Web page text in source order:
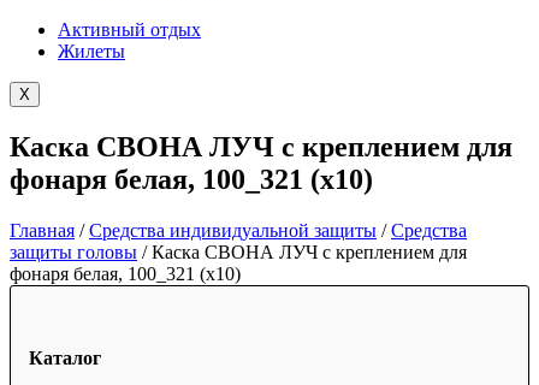
Активный отдых
Жилеты
X
Каска СВОНА ЛУЧ с креплением для
фонаря белая, 100_321 (х10)
Главная /Средства индивидуальной защиты /Средства
защиты головы / Каска СВОНА ЛУЧ с креплением для
фонаря белая, 100_321 (х10)
Каталог